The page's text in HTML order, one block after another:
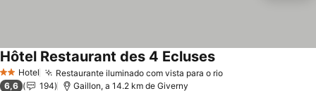
2 Estrelas
Hotel Restaurante iluminado com vista para o rio
Hôtel Restaurant des 4 Ecluses
6,6 194 Gaillon, a 14.2 km de Giverny